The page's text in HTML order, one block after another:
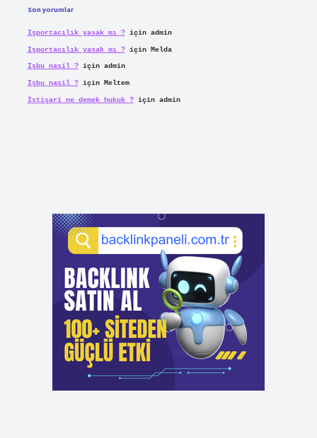
Son yorumlar
Işportacılık yasak mı ?için admin
Işportacılık yasak mı ?için Melda
Işbu nasil ?için admin
Işbu nasil ?için Meltem
Istişari ne demek hukuk ?için admin